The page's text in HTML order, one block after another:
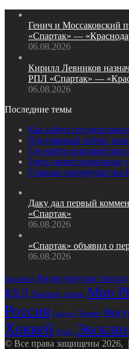
Генич и Моссаковский
«Спартак» —
06.08.2026
Кирилл Левников
РПЛ «Спартак» —
06.08.2026
Последние темы
Как найти сегодня
Популярный сейчас
Где найти хороший
Здесь инвестиционные
Главные
Даку дал первый
«Спартак»
06.08.2026
«Спартак» объявил о
06.08.2026
Баскетбол Видео (внутри текста)
КХЛ Лыжные гонки Мир
Россия Спартак Теннис
Хоккей ЦСКА
© Все права защищены 2026, |